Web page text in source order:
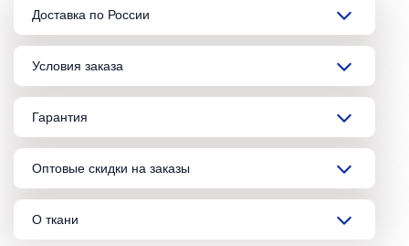
Доставка по России
Условия заказа
Гарантия
Оптовые скидки на заказы
О ткани